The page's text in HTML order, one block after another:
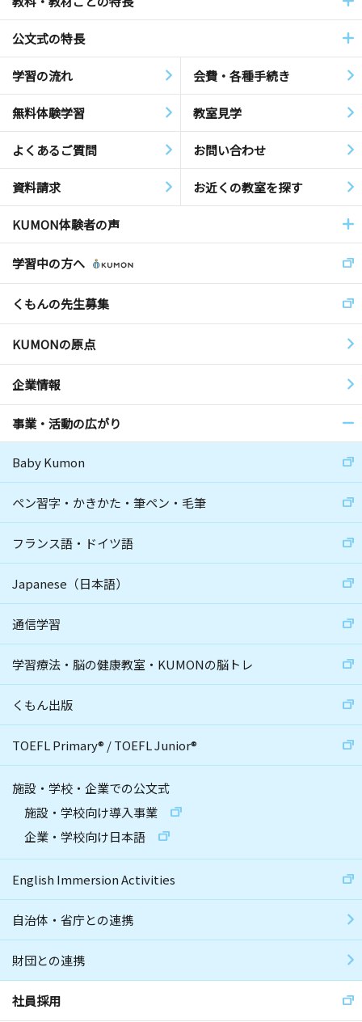
公文式の特長
学習の流れ 会費・各種手続き
無料体験学習 教室見学
よくあるご質問 お問い合わせ
資料請求 お近くの教室を探す
KUMON体験者の声
学習中の方へ
くもんの先生募集
KUMONの原点
企業情報
事業・活動の広がり
Baby Kumon
ペン習字・かきかた・筆ペン・毛筆
フランス語・ドイツ語
Japanese（日本語）
通信学習
学習療法・脳の健康教室・KUMONの脳トレ
くもん出版
TOEFL Primary® /TOEFL Junior®
施設・学校・企業での公文式
施設・学校向け導入事業
企業・学校向け日本語
English Immersion Activities
自治体・省庁との連携
財団との連携
社員採用